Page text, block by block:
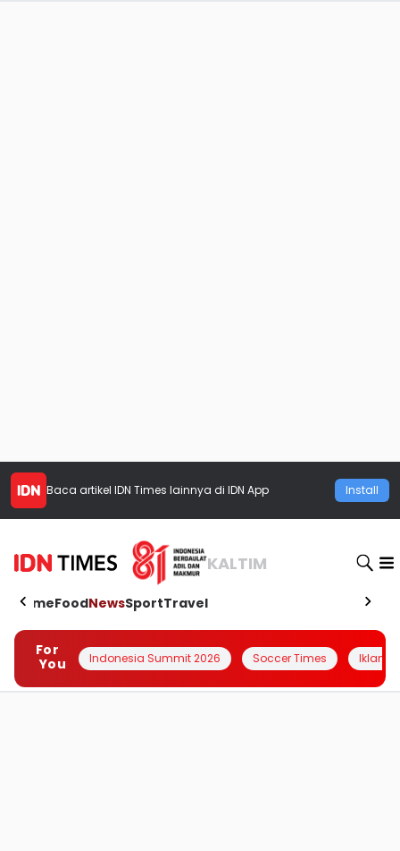
Baca artikel IDN Times lainnya di IDN App Install
KALTIM
HomeFoodNewsSportTravel
For
You
Indonesia Summit 2026 Soccer Times Iklanin